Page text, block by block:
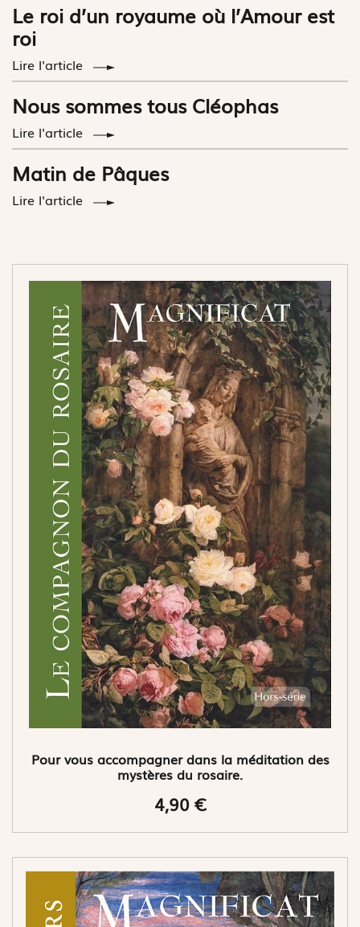
Le roi d’un royaume où l’Amour est
roi
Lire l'article
Nous sommes tous Cléophas
Lire l'article
Matin de Pâques
Lire l'article
Pour vous accompagner dans la méditation des
mystères du rosaire.
4,90 €